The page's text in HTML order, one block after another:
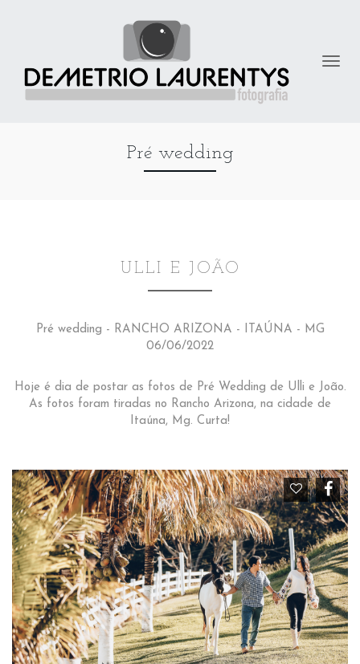
Pré wedding
ULLI E JOÃO
Pré wedding - RANCHO ARIZONA - ITAÚNA - MG
06/06/2022
Hoje é dia de postar as fotos de Pré Wedding de Ulli e João.
As fotos foram tiradas no Rancho Arizona, na cidade de
Itaúna, Mg. Curta!